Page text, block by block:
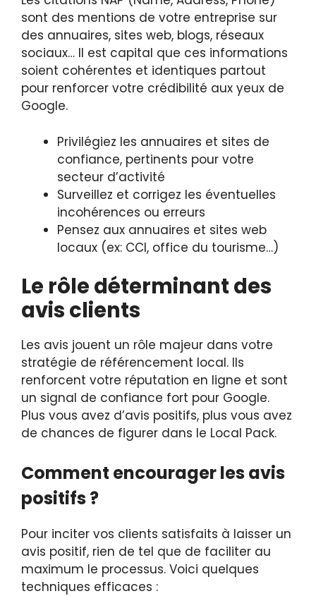
sont des mentions de votre entreprise sur
des annuaires, sites web, blogs, réseaux
sociaux… Il est capital que ces informations
soient cohérentes et identiques partout
pour renforcer votre crédibilité aux yeux de
Google.
Privilégiez les annuaires et sites de
confiance, pertinents pour votre
secteur d’activité
Surveillez et corrigez les éventuelles
incohérences ou erreurs
Pensez aux annuaires et sites web
locaux (ex: CCI, office du tourisme…)
Le rôle déterminant des
avis clients
Les avis jouent un rôle majeur dans votre
stratégie de référencement local. Ils
renforcent votre réputation en ligne et sont
un signal de confiance fort pour Google.
Plus vous avez d’avis positifs, plus vous avez
de chances de figurer dans le Local Pack.
Comment encourager les avis
positifs ?
Pour inciter vos clients satisfaits à laisser un
avis positif, rien de tel que de faciliter au
maximum le processus. Voici quelques
techniques efficaces :